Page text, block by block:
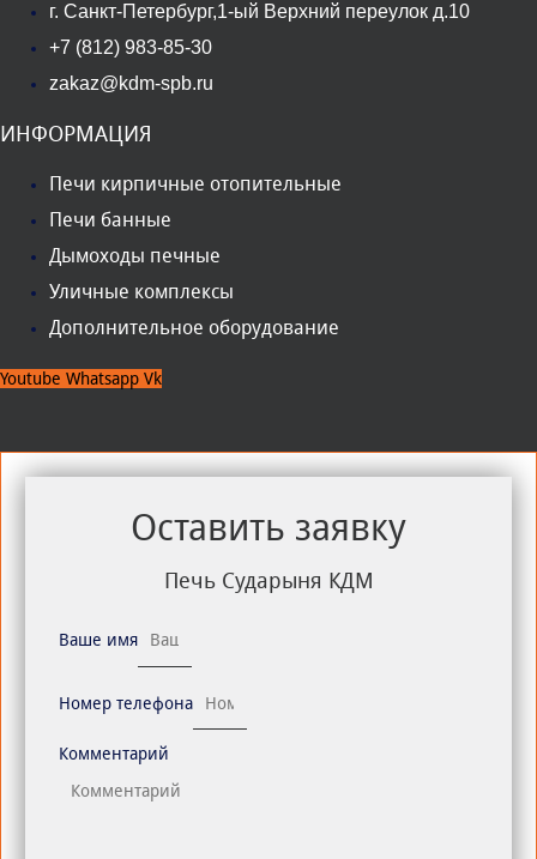
г. Санкт-Петербург,1-ый Верхний переулок д.10
+7 (812) 983-85-30
zakaz@kdm-spb.ru
ИНФОРМАЦИЯ
Печи кирпичные отопительные
Печи банные
Дымоходы печные
Уличные комплексы
Дополнительное оборудование
Youtube Whatsapp Vk
Оставить заявку
Печь Сударыня КДМ
Ваше имя
Номер телефона
Комментарий